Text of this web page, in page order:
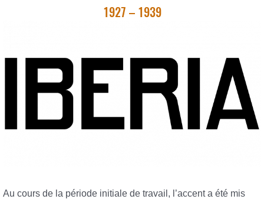
1927 – 1939
Au cours de la période initiale de travail, l’accent a été mis